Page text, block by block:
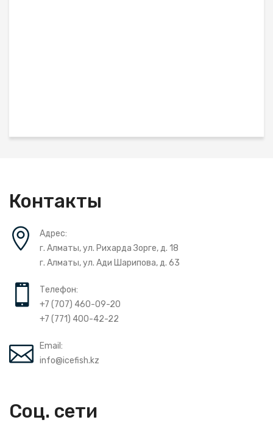
Соц. сети
Контакты
Адрес:
г. Алматы, ул. Рихарда Зорге, д. 18
г. Алматы, ул. Ади Шарипова, д. 63
Телефон:
+7 (707) 460-09-20
+7 (771) 400-42-22
Email:
info@icefish.kz